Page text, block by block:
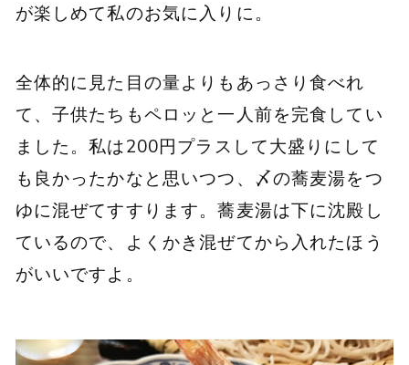
が楽しめて私のお気に入りに。
全体的に見た目の量よりもあっさり食べれ
て、子供たちもペロッと一人前を完食してい
ました。私は200円プラスして大盛りにして
も良かったかなと思いつつ、〆の蕎麦湯をつ
ゆに混ぜてすすります。蕎麦湯は下に沈殿し
ているので、よくかき混ぜてから入れたほう
がいいですよ。